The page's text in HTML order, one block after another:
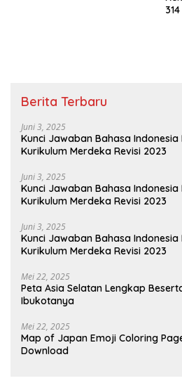
Berita Terbaru
Juni 3, 2025
Kunci Jawaban Bahasa Indonesia
Kurikulum Merdeka Revisi 2023
Juni 3, 2025
Kunci Jawaban Bahasa Indonesia
Kurikulum Merdeka Revisi 2023
Juni 3, 2025
Kunci Jawaban Bahasa Indonesia
Kurikulum Merdeka Revisi 2023
Mei 22, 2025
Peta Asia Selatan Lengkap
Ibukotanya
Mei 22, 2025
Map of Japan Emoji Coloring
Download